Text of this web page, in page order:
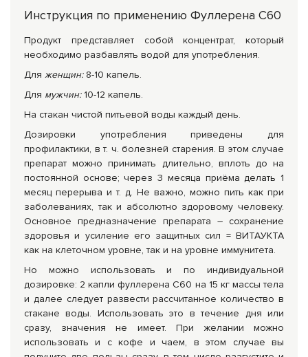
Инструкция по применению Фуллерена С60
Продукт представляет собой концентрат, который
необходимо разбавлять водой для употребления.
Для женщин:8-10 капель.
Для мужчин:10-12 капель.
На стакан чистой питьевой воды каждый день.
Дозировки употребления приведены для
профилактики, в т. ч. болезней старения. В этом случае
препарат можно принимать длительно, вплоть до на
постоянной основе; через 3 месяца приёма делать 1
месяц перерыва и т. д. Не важно, можно пить как при
заболеваниях, так и абсолютно здоровому человеку.
Основное предназначение препарата – сохранение
здоровья и усиление его защитных сил = ВИТАУКТА
как на клеточном уровне, так и на уровне иммунитета.
Но можно использовать и по индивидуальной
дозировке: 2 капли фуллерена С60 на 15 кг массы тела
и далее следует развести рассчитанное количество в
стакане воды. Использовать это в течение дня или
сразу, значения не имеет. При желании можно
использовать и с кофе и чаем, в этом случае вы